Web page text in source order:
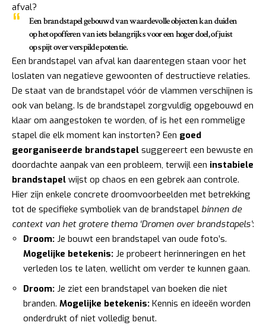
afval?
Een brandstapel gebouwd van waardevolle objecten kan duiden
op het opofferen van iets belangrijks voor een hoger doel, of juist
op spijt over verspilde potentie.
Een brandstapel van afval kan daarentegen staan voor het
loslaten van negatieve gewoonten of destructieve relaties.
De staat van de brandstapel vóór de vlammen verschijnen is
ook van belang. Is de brandstapel zorgvuldig opgebouwd en
klaar om aangestoken te worden, of is het een rommelige
stapel die elk moment kan instorten? Een goed
georganiseerde brandstapel suggereert een bewuste en
doordachte aanpak van een probleem, terwijl een instabiele
brandstapel wijst op chaos en een gebrek aan controle.
Hier zijn enkele concrete droomvoorbeelden met betrekking
tot de specifieke symboliek van de brandstapel binnen de
context van het grotere thema ‘Dromen over brandstapels’:
Droom: Je bouwt een brandstapel van oude foto’s.
Mogelijke betekenis: Je probeert herinneringen en het
verleden los te laten, wellicht om verder te kunnen gaan.
Droom: Je ziet een brandstapel van boeken die niet
branden. Mogelijke betekenis: Kennis en ideeën worden
onderdrukt of niet volledig benut.